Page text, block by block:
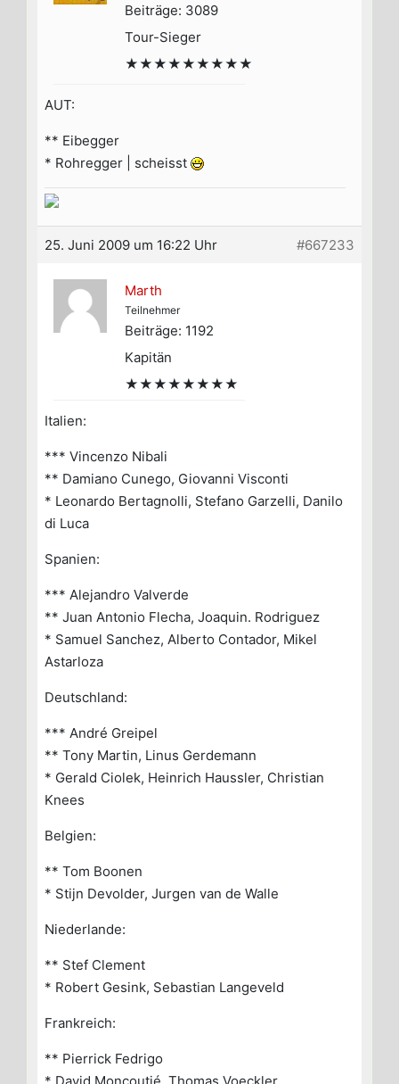
Beiträge: 3089
Tour-Sieger
★★★★★★★★★
AUT:
** Eibegger
* Rohregger | scheisst
25. Juni 2009 um 16:22 Uhr #667233
Marth
Teilnehmer
Beiträge: 1192
Kapitän
★★★★★★★★
Italien:
*** Vincenzo Nibali
** Damiano Cunego, Giovanni Visconti
* Leonardo Bertagnolli, Stefano Garzelli, Danilo
di Luca
Spanien:
*** Alejandro Valverde
** Juan Antonio Flecha, Joaquin. Rodriguez
* Samuel Sanchez, Alberto Contador, Mikel
Astarloza
Deutschland:
*** André Greipel
** Tony Martin, Linus Gerdemann
* Gerald Ciolek, Heinrich Haussler, Christian
Knees
Belgien:
** Tom Boonen
* Stijn Devolder, Jurgen van de Walle
Niederlande:
** Stef Clement
* Robert Gesink, Sebastian Langeveld
Frankreich:
** Pierrick Fedrigo
* David Moncoutié, Thomas Voeckler